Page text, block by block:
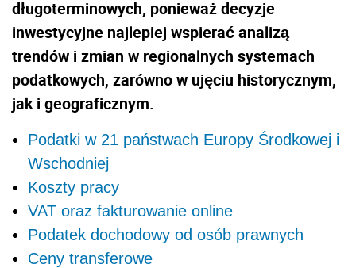
długoterminowych, ponieważ decyzje
inwestycyjne najlepiej wspierać analizą
trendów i zmian w regionalnych systemach
podatkowych, zarówno w ujęciu historycznym,
jak i geograficznym.
Podatki w 21 państwach Europy Środkowej i
Wschodniej
Koszty pracy
VAT oraz fakturowanie online
Podatek dochodowy od osób prawnych
Ceny transferowe